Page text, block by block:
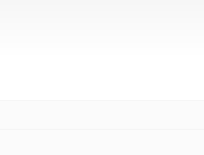
variabilă și hașuri fine care dau petalelor volum,
de calitate, transpuse pe material.